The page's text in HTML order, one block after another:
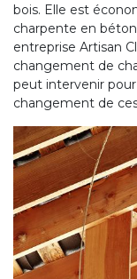
bois. Elle est
charpente en
entreprise Artisan
changement de
peut intervenir
changement de